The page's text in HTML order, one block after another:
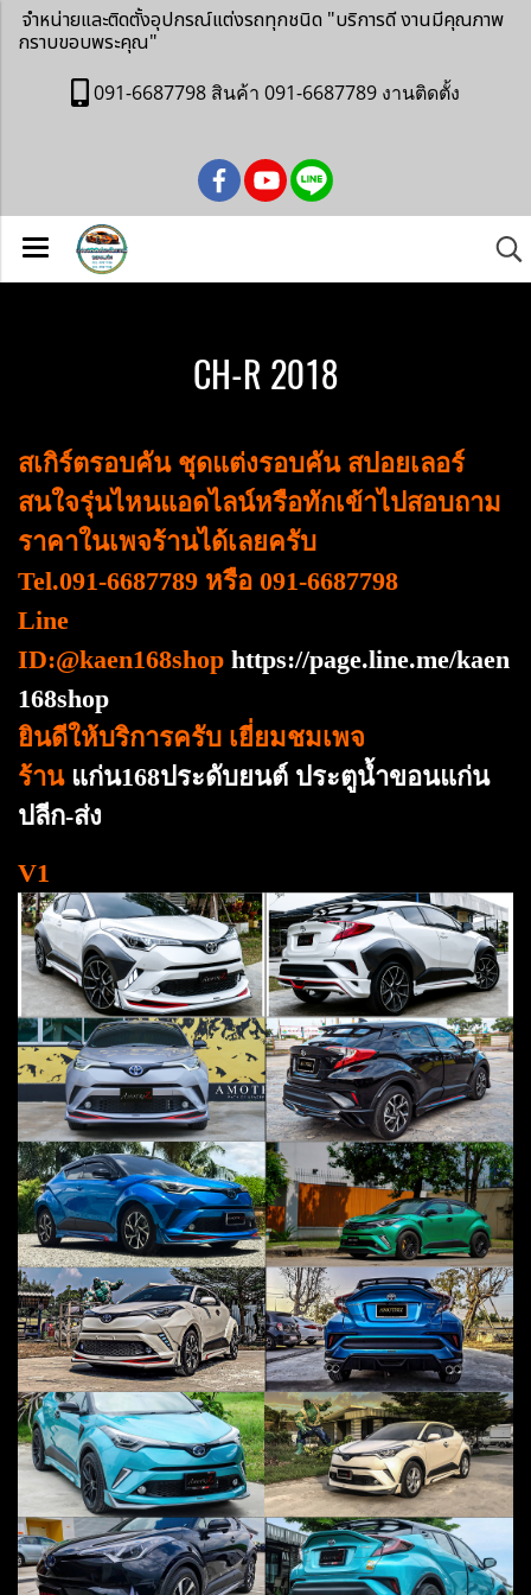
จำหน่ายและติดตั้งอุปกรณ์แต่งรถทุกชนิด "บริการดี งานมีคุณภาพ
กราบขอบพระคุณ"
091-6687798 สินค้า 091-6687789 งานติดตั้ง
CH-R 2018
สเกิร์ตรอบคัน ชุดแต่งรอบคัน สปอยเลอร์
สนใจรุ่นไหนแอดไลน์หรือทักเข้าไปสอบถาม
ราคาในเพจร้านได้เลยครับ
Tel.091-6687789 หรือ 091-6687798
Line
ID:@kaen168shop https://page.line.me/kaen
168shop
ยินดีให้บริการครับ เยี่ยมชมเพจ
ร้าน แก่น168ประดับยนต์ ประตูน้ำขอนแก่น
ปลีก-ส่ง
V1